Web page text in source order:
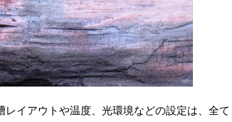
イアウトや温度、光環境などの設定は、全て